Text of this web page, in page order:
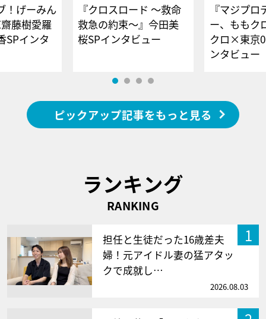
！げーみん
藤樹愛羅
SPインタ
『クロスロード ～救命
救急の約束～』今田美
桜SPインタビュー
『マジプロ
ー、ももク
クロ×東京
ンタビュー
ピックアップ記事をもっと見る
ランキング
RANKING
1
担任と生徒だった16歳差夫
婦！元アイドル妻の猛アタッ
クで成就し…
2026.08.03